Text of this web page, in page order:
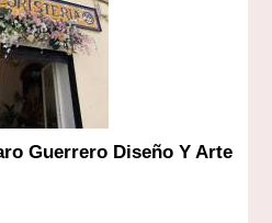
Guerrero Diseño Y Arte